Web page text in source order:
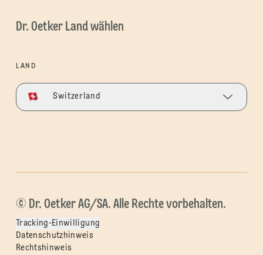
Dr. Oetker Land wählen
LAND
Switzerland
© Dr. Oetker AG/SA. Alle Rechte vorbehalten.
Tracking-Einwilligung
Datenschutzhinweis
Rechtshinweis